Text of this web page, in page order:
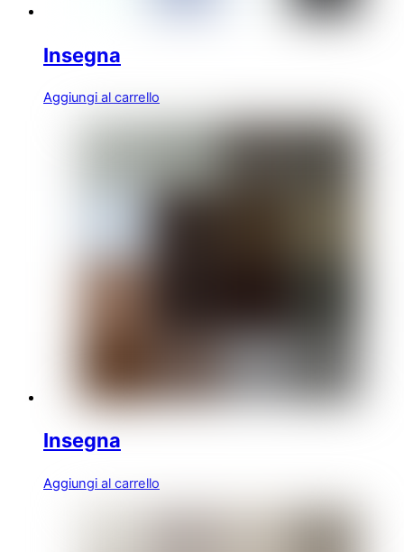
Insegna
Aggiungi al carrello
Insegna
Aggiungi al carrello